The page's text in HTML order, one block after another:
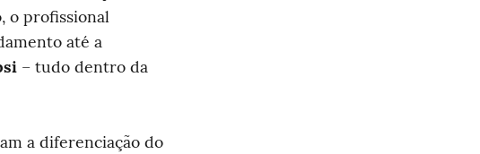
o profissional
até a
– tudo dentro da
a diferenciação do